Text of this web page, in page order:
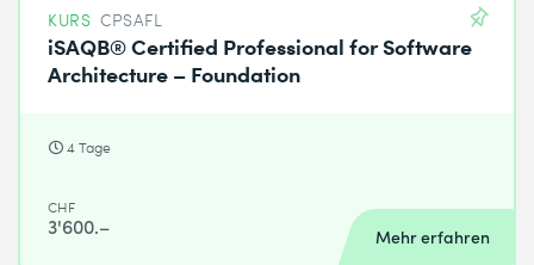
KURS CPSAFL
iSAQB® Certified Professional for Software
Architecture – Foundation
4 Tage
CHF
3'600.– Mehr erfahren